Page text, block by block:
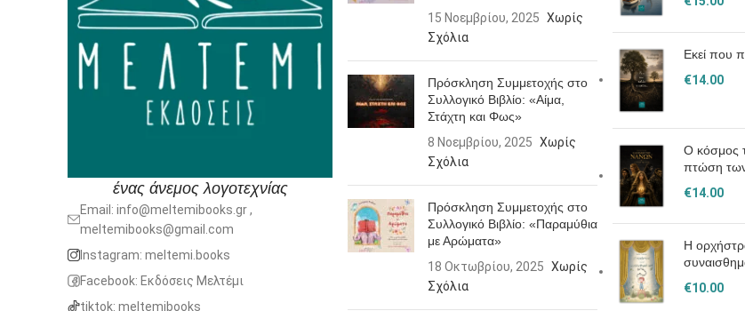
ένας άνεμος λογοτεχνίας
Email: info@meltemibooks.gr ,
meltemibooks@gmail.com
Instagram: meltemi.books
Facebook: Εκδόσεις Μελτέμι
tiktok: meltemibooks
15 Νοεμβρίου, 2025 Χωρίς
Σχόλια
Πρόσκληση Συμμετοχής στο
Συλλογικό Βιβλίο: «Αίμα,
Στάχτη και Φως»
8 Νοεμβρίου, 2025 Χωρίς
Σχόλια
Πρόσκληση Συμμετοχής στο
Συλλογικό Βιβλίο: «Παραμύθια
με Αρώματα»
18 Οκτωβρίου, 2025 Χωρίς
Σχόλια
Εκεί που
€14.00
Ο κόσμος
πτώση
€14.00
Η
€10.00